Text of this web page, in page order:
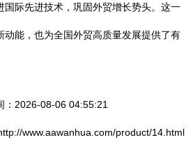
国际先进技术，巩固外贸增长势头。这一
动能，也为全国外贸高质量发展提供了有
：2026-08-06 04:55:21
www.aawanhua.com/product/14.html